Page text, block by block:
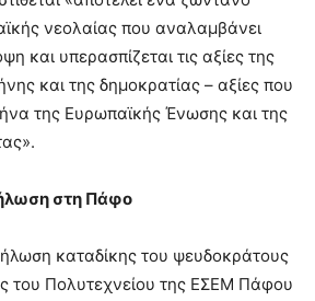
νεολαίας που αναλαμβάνει
και υπερασπίζεται τις αξίες της
και της δημοκρατίας – αξίες που
της Ευρωπαϊκής Ένωσης και της
στη Πάφο
καταδίκης του ψευδοκράτους
του Πολυτεχνείου της ΕΣΕΜ Πάφου